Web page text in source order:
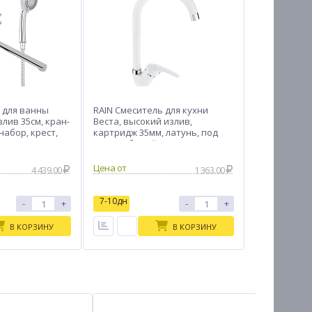
для ванны
35см, кран-
крест,
4 439.00
- +
В КОРЗИНУ
RAIN Смеситель для кухни
Веста, высокий излив,
картридж 35мм, латунь, под
гранит, белый
Цена от
1 363.00
7-10дн - +
В КОРЗИНУ